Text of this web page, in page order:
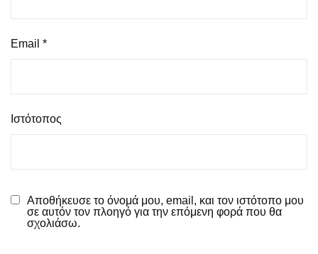
Email *
Ιστότοπος
Αποθήκευσε το όνομά μου, email, και τον ιστότοπο μου
σε αυτόν τον πλοηγό για την επόμενη φορά που θα
σχολιάσω.